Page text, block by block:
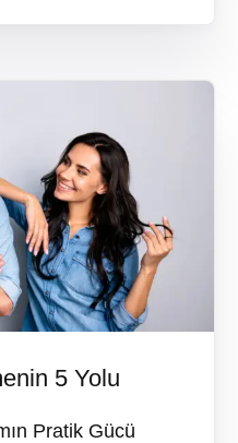
5 Yolu
Pratik Gücü